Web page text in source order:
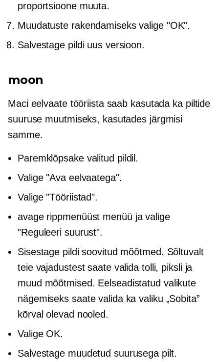
proportsioone muuta.
Muudatuste rakendamiseks valige "OK".
Salvestage pildi uus versioon.
moon
Maci eelvaate tööriista saab kasutada ka piltide
suuruse muutmiseks, kasutades järgmisi
samme.
Paremklõpsakevalitud pildil.
Valige "Ava eelvaatega".
Valige "Tööriistad".
avage rippmenüüst menüü ja valige
"Reguleeri suurust".
Sisestage pildi soovitud mõõtmed. Sõltuvalt
teie vajadustest saate valida tolli, piksli ja
muud mõõtmised. Eelseadistatud valikute
nägemiseks saate valida ka valiku „Sobita”
kõrval olevad nooled.
Valige OK.
Salvestage muudetud suurusega pilt.